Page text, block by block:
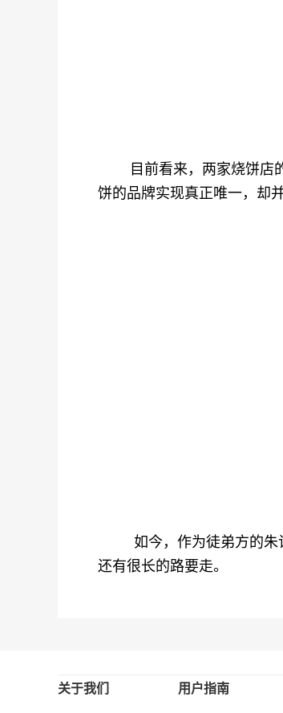
目前看来，两家烧饼店的
饼的品牌实现真正唯一，却
如今，作为徒弟方的朱记
还有很长的路要走。
关于我们
用户指南